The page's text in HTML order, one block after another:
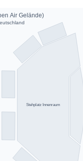
Stehplatz Innenraum
Air Gelände)